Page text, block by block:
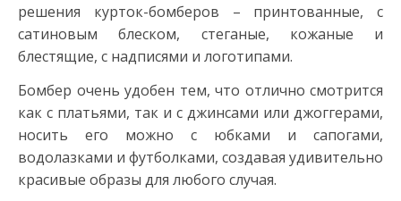
решения курток-бомберов – принтованные, с
сатиновым блеском, стеганые, кожаные и
блестящие, с надписями и логотипами.
Бомбер очень удобен тем, что отлично смотрится
как с платьями, так и с джинсами или джоггерами,
носить его можно с юбками и сапогами,
водолазками и футболками, создавая удивительно
красивые образы для любого случая.